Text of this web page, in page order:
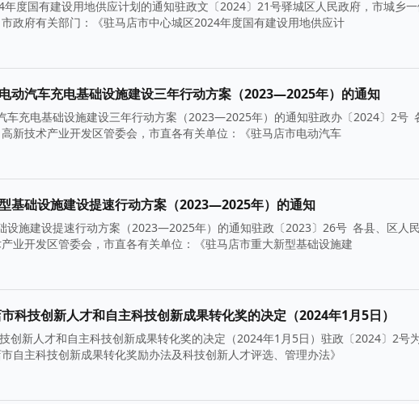
度国有建设用地供应计划的通知驻政文〔2024〕21号驿城区人民政府，市城乡
政府有关部门：《驻马店市中心城区2024年度国有建设用地供应计
动汽车充电基础设施建设三年行动方案（2023—2025年）的通知
充电基础设施建设三年行动方案（2023—2025年）的通知驻政办〔2024〕2号
新技术产业开发区管委会，市直各有关单位：《驻马店市电动汽车
基础设施建设提速行动方案（2023—2025年）的通知
设施建设提速行动方案（2023—2025年）的通知驻政〔2023〕26号 各县、区人
业开发区管委会，市直各有关单位：《驻马店市重大新型基础设施建
科技创新人才和自主科技创新成果转化奖的决定（2024年1月5日）
创新人才和自主科技创新成果转化奖的决定（2024年1月5日）驻政〔2024〕2号
自主科技创新成果转化奖励办法及科技创新人才评选、管理办法》